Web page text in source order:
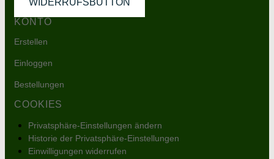
KONTO
Erstellen
Einloggen
Bestellungen
COOKIES
Privatsphäre-Einstellungen ändern
Historie der Privatsphäre-Einstellungen
Einwilligungen widerrufen